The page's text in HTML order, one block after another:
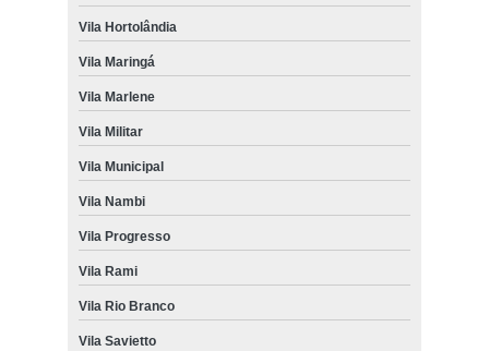
Vila Hortolândia
Vila Maringá
Vila Marlene
Vila Militar
Vila Municipal
Vila Nambi
Vila Progresso
Vila Rami
Vila Rio Branco
Vila Savietto